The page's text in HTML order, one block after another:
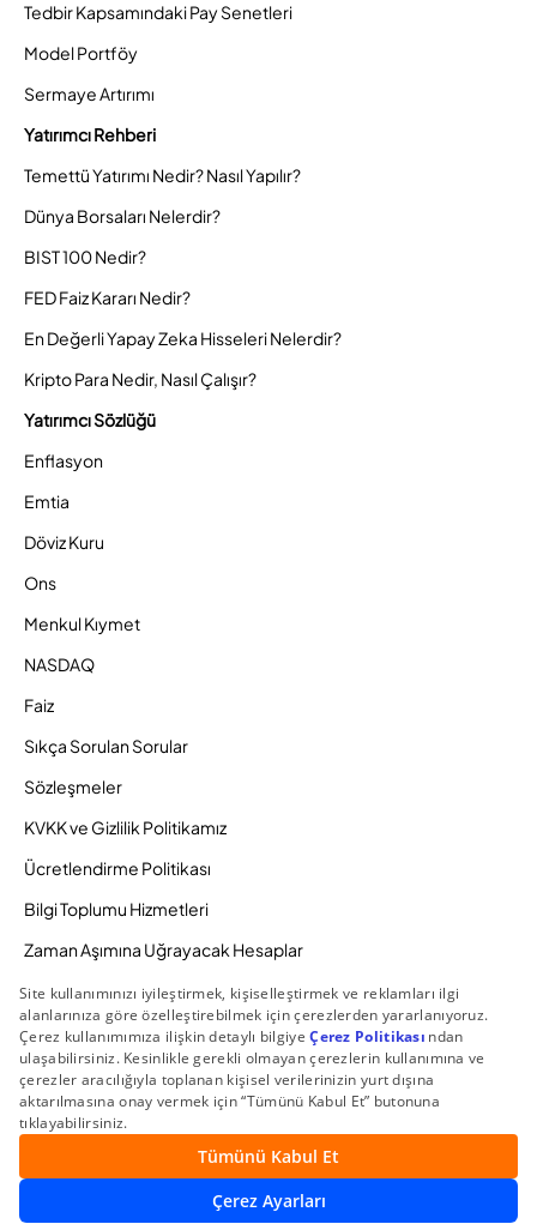
Tedbir Kapsamındaki Pay Senetleri
Model Portföy
Sermaye Artırımı
Yatırımcı Rehberi
Temettü Yatırımı Nedir? Nasıl Yapılır?
Dünya Borsaları Nelerdir?
BIST 100 Nedir?
FED Faiz Kararı Nedir?
En Değerli Yapay Zeka Hisseleri Nelerdir?
Kripto Para Nedir, Nasıl Çalışır?
Yatırımcı Sözlüğü
Enflasyon
Emtia
Döviz Kuru
Ons
Menkul Kıymet
NASDAQ
Faiz
Sıkça Sorulan Sorular
Sözleşmeler
KVKK ve Gizlilik Politikamız
Ücretlendirme Politikası
Bilgi Toplumu Hizmetleri
Zaman Aşımına Uğrayacak Hesaplar
Duyurular ve Kampanyalar
© 2026 Gedik Yatırım Menkul Değerler AŞ. Tüm Hakları